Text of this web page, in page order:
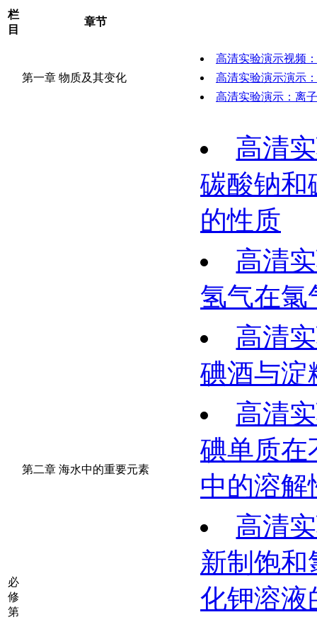
栏
目
章节
必
修
第
第一章 物质及其变化
高清实验演示视频
高清实验演示演示
高清实验演示：离
第二章 海水中的重要元素
高清
碳酸钠和
的性质
高清
氢气在氯
高清
碘酒与淀
高清
碘单质在
中的溶解
高清
新制饱和
化钾溶液